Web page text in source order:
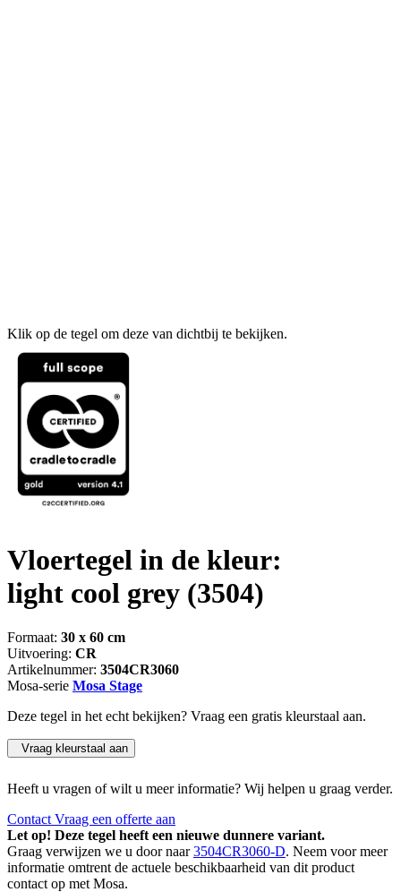
Klik op de tegel om deze van dichtbij te bekijken.
Vloertegel in de kleur:
light cool grey (3504)
Formaat: 30 x 60 cm
Uitvoering: CR
Artikelnummer: 3504CR3060
Mosa-serie Mosa Stage
Deze tegel in het echt bekijken? Vraag een gratis kleurstaal aan.
Vraag kleurstaal aan
Heeft u vragen of wilt u meer informatie? Wij helpen u graag verder.
Contact Vraag een offerte aan
Let op! Deze tegel heeft een nieuwe dunnere variant.
Graag verwijzen we u door naar3504CR3060-D. Neem voor meer
informatie omtrent de actuele beschikbaarheid van dit product
contact op met Mosa.